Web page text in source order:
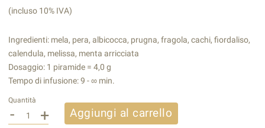
(incluso 10% IVA)
Ingredienti: mela, pera, albicocca, prugna, fragola, cachi, fiordaliso,
calendula, melissa, menta arricciata
Dosaggio: 1 piramide = 4,0 g
Tempo di infusione: 9 - ∞ min.
Quantità
- + Aggiungi al carrello